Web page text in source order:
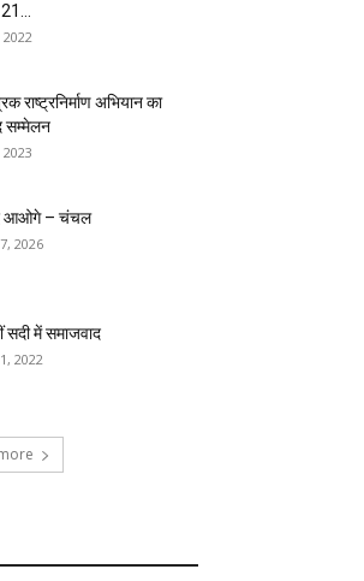
राष्ट्रनिर्माण अभियान का
सम्मेलन
आओगे – चंचल
2026
सदी में समाजवाद
2022